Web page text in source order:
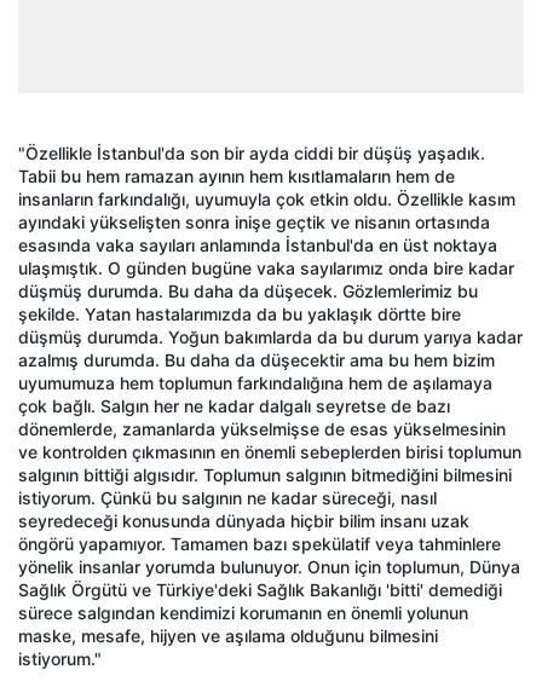
"Özellikle İstanbul'da son bir ayda ciddi bir düşüş yaşadık.
Tabii bu hem ramazan ayının hem kısıtlamaların hem de
insanların farkındalığı, uyumuyla çok etkin oldu. Özellikle kasım
ayındaki yükselişten sonra inişe geçtik ve nisanın ortasında
esasında vaka sayıları anlamında İstanbul'da en üst noktaya
ulaşmıştık. O günden bugüne vaka sayılarımız onda bire kadar
düşmüş durumda. Bu daha da düşecek. Gözlemlerimiz bu
şekilde. Yatan hastalarımızda da bu yaklaşık dörtte bire
düşmüş durumda. Yoğun bakımlarda da bu durum yarıya kadar
azalmış durumda. Bu daha da düşecektir ama bu hem bizim
uyumumuza hem toplumun farkındalığına hem de aşılamaya
çok bağlı. Salgın her ne kadar dalgalı seyretse de bazı
dönemlerde, zamanlarda yükselmişse de esas yükselmesinin
ve kontrolden çıkmasının en önemli sebeplerden birisi toplumun
salgının bittiği algısıdır. Toplumun salgının bitmediğini bilmesini
istiyorum. Çünkü bu salgının ne kadar süreceği, nasıl
seyredeceği konusunda dünyada hiçbir bilim insanı uzak
öngörü yapamıyor. Tamamen bazı spekülatif veya tahminlere
yönelik insanlar yorumda bulunuyor. Onun için toplumun, Dünya
Sağlık Örgütü ve Türkiye'deki Sağlık Bakanlığı 'bitti' demediği
sürece salgından kendimizi korumanın en önemli yolunun
maske, mesafe, hijyen ve aşılama olduğunu bilmesini
istiyorum."